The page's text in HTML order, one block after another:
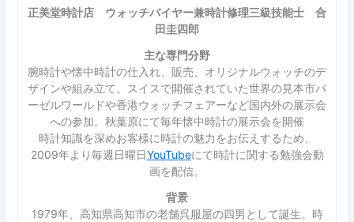
正美堂時計店 ウォッチバイヤー兼時計修理三級技能士 合
田圭四郎
主な専門分野
腕時計や懐中時計の仕入れ、販売、オリジナルウォッチのデ
ザインや組み立て。スイスで開催されていた世界の見本市バ
ーゼルワールドや香港ウォッチフェアーなど国内外の展示会
への参加。秋葉原にて毎年懐中時計の展示会を開催
時計知識を深めお客様に時計の魅力をお伝えするため、
2009年より毎週日曜日YouTubeにて時計に関する勉強会動
画を配信。
背景
1979年、高知県高知市の老舗呉服屋の四男として誕生。時